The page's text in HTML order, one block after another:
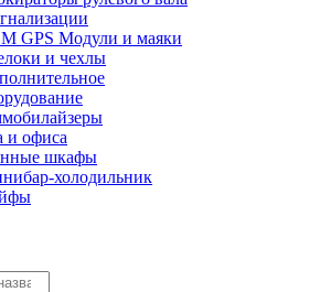
GPS Модули и маяки
и чехлы
и офиса
шкафы
холодильник